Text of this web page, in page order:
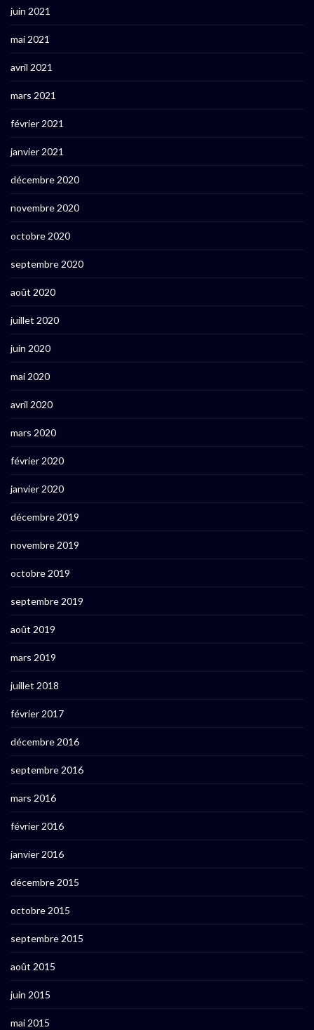
juin 2021
mai 2021
avril 2021
mars 2021
février 2021
janvier 2021
décembre 2020
novembre 2020
octobre 2020
septembre 2020
août 2020
juillet 2020
juin 2020
mai 2020
avril 2020
mars 2020
février 2020
janvier 2020
décembre 2019
novembre 2019
octobre 2019
septembre 2019
août 2019
mars 2019
juillet 2018
février 2017
décembre 2016
septembre 2016
mars 2016
février 2016
janvier 2016
décembre 2015
octobre 2015
septembre 2015
août 2015
juin 2015
mai 2015